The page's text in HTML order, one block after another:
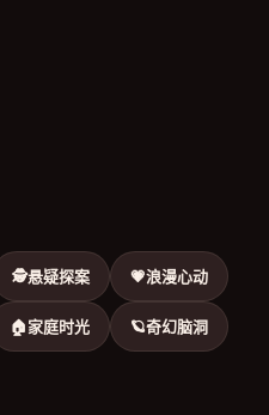
🕵悬疑探案 💗浪漫心动
🏠家庭时光 🪐奇幻脑洞